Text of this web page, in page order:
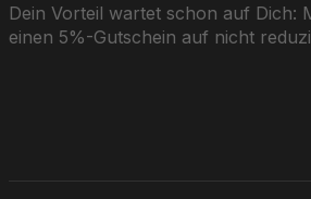
Dein Vorteil wartet schon auf Dich:
einen 5%-Gutschein auf nicht